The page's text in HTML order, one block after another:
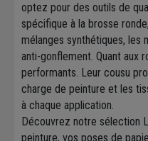
optez pour des outils de
spécifique à la brosse
mélanges synthétiques, les
anti-gonflement. Quant aux
performants. Leur cousu
charge de peinture et les
à chaque application.
Découvrez notre sélection
peinture, vos poses de